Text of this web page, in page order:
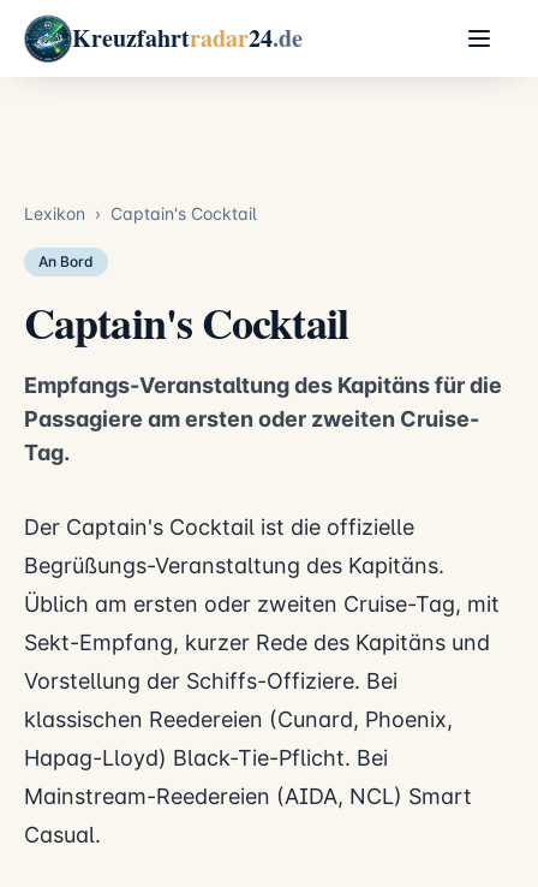
Kreuzfahrtradar24.de
Lexikon › Captain's Cocktail
An Bord
Captain's Cocktail
Empfangs-Veranstaltung des Kapitäns für die
Passagiere am ersten oder zweiten Cruise-
Tag.
Der Captain's Cocktail ist die offizielle
Begrüßungs-Veranstaltung des Kapitäns.
Üblich am ersten oder zweiten Cruise-Tag, mit
Sekt-Empfang, kurzer Rede des Kapitäns und
Vorstellung der Schiffs-Offiziere. Bei
klassischen Reedereien (Cunard, Phoenix,
Hapag-Lloyd) Black-Tie-Pflicht. Bei
Mainstream-Reedereien (AIDA, NCL) Smart
Casual.